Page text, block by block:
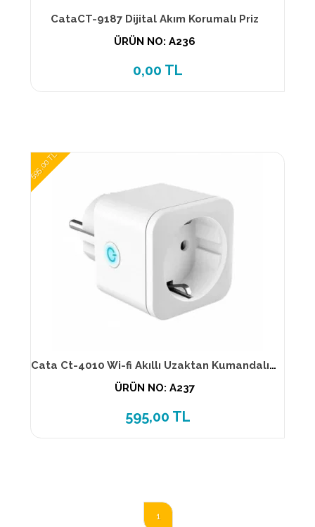
CataCT-9187 Dijital Akım Korumalı Priz
ÜRÜN NO: A236
0,00 TL
595,00 TL
Cata Ct-4010 Wi-fi Akıllı Uzaktan Kumandalı Priz 16 Amper
ÜRÜN NO: A237
595,00 TL
1